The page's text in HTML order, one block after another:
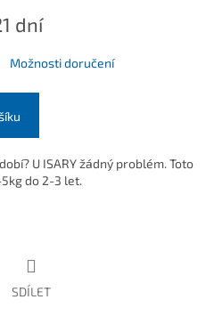
dní
Možnosti doručení
U ISARY žádný problém. Toto
do 2-3 let.
SDÍLET